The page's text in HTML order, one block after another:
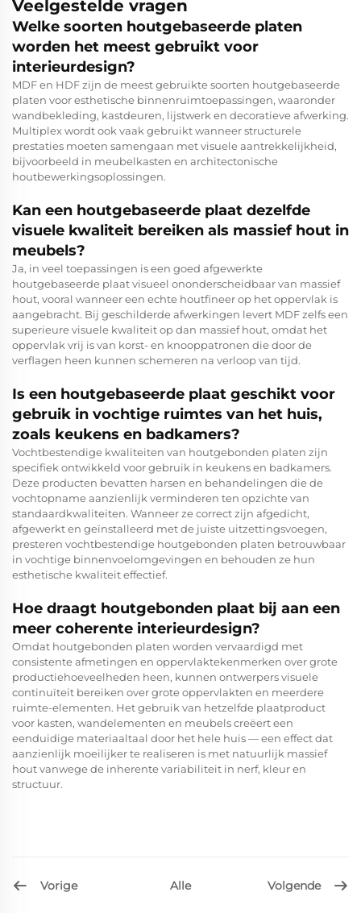
Veelgestelde vragen
Welke soorten houtgebaseerde platen
worden het meest gebruikt voor
interieurdesign?
MDF en HDF zijn de meest gebruikte soorten houtgebaseerde
platen voor esthetische binnenruimtoepassingen, waaronder
wandbekleding, kastdeuren, lijstwerk en decoratieve afwerking.
Multiplex wordt ook vaak gebruikt wanneer structurele
prestaties moeten samengaan met visuele aantrekkelijkheid,
bijvoorbeeld in meubelkasten en architectonische
houtbewerkingsoplossingen.
Kan een houtgebaseerde plaat dezelfde
visuele kwaliteit bereiken als massief hout in
meubels?
Ja, in veel toepassingen is een goed afgewerkte
houtgebaseerde plaat visueel ononderscheidbaar van massief
hout, vooral wanneer een echte houtfineer op het oppervlak is
aangebracht. Bij geschilderde afwerkingen levert MDF zelfs een
superieure visuele kwaliteit op dan massief hout, omdat het
oppervlak vrij is van korst- en knooppatronen die door de
verflagen heen kunnen schemeren na verloop van tijd.
Is een houtgebaseerde plaat geschikt voor
gebruik in vochtige ruimtes van het huis,
zoals keukens en badkamers?
Vochtbestendige kwaliteiten van houtgebonden platen zijn
specifiek ontwikkeld voor gebruik in keukens en badkamers.
Deze producten bevatten harsen en behandelingen die de
vochtopname aanzienlijk verminderen ten opzichte van
standaardkwaliteiten. Wanneer ze correct zijn afgedicht,
afgewerkt en geïnstalleerd met de juiste uitzettingsvoegen,
presteren vochtbestendige houtgebonden platen betrouwbaar
in vochtige binnenvoelomgevingen en behouden ze hun
esthetische kwaliteit effectief.
Hoe draagt houtgebonden plaat bij aan een
meer coherente interieurdesign?
Omdat houtgebonden platen worden vervaardigd met
consistente afmetingen en oppervlaktekenmerken over grote
productiehoeveelheden heen, kunnen ontwerpers visuele
continuïteit bereiken over grote oppervlakten en meerdere
ruimte-elementen. Het gebruik van hetzelfde plaatproduct
voor kasten, wandelementen en meubels creëert een
eenduidige materiaaltaal door het hele huis — een effect dat
aanzienlijk moeilijker te realiseren is met natuurlijk massief
hout vanwege de inherente variabiliteit in nerf, kleur en
structuur.
Vorige Alle Volgende